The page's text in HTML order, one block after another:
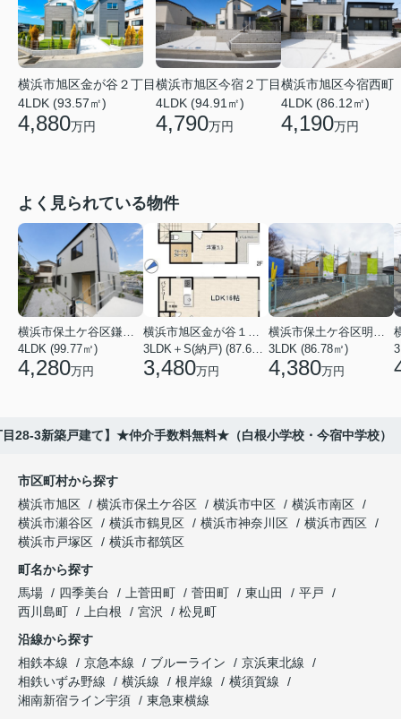
横浜市旭区金が谷２丁目
4LDK (93.57㎡)
4,880万円
横浜市旭区今宿２丁目
4LDK (94.91㎡)
4,790万円
横浜市旭区今宿西町
4LDK (86.12㎡)
4,190万円
よく見られている物件
4LDK (99.77㎡)
4,280万円 3,480万円
3LDK (86.78㎡)
4,380万円
28-3新築戸建て】★仲介手数料無料★（白根小学校・今宿中学校）
市区町村から探す
横浜市旭区
横浜市保土ケ谷区 横浜市中区
横浜市南区
横浜市瀬谷区
横浜市鶴見区 横浜市神奈川区
横浜市西区
横浜市戸塚区
横浜市都筑区
町名から探す
馬場
四季美台 上菅田町 菅田町 東山田
平戸
西川島町
上白根 宮沢
松見町
沿線から探す
相鉄本線
京急本線 ブルーライン
京浜東北線
相鉄いずみ野線
横浜線 根岸線
横須賀線
湘南新宿ライン宇須
東急東横線